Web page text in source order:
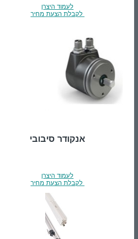
לעמוד היצרן
לקבלת הצעת מחיר
אנקודר סיבובי
לעמוד היצרן
לקבלת הצעת מחיר